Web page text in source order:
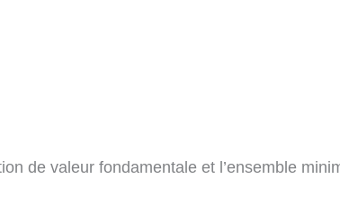
de valeur fondamentale et l’ensemble